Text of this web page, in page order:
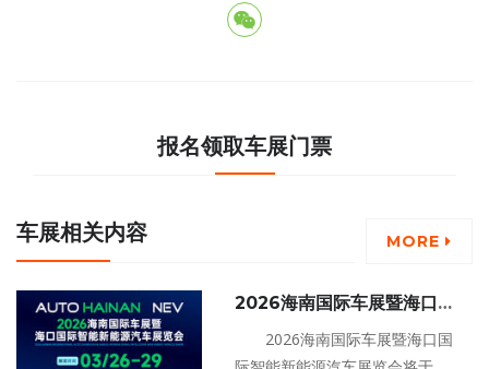
报名领取车展门票
车展相关内容 MORE
2026海南国际车展暨海口国
际智能新能源汽车展览会
2026海南国际车展暨海口国